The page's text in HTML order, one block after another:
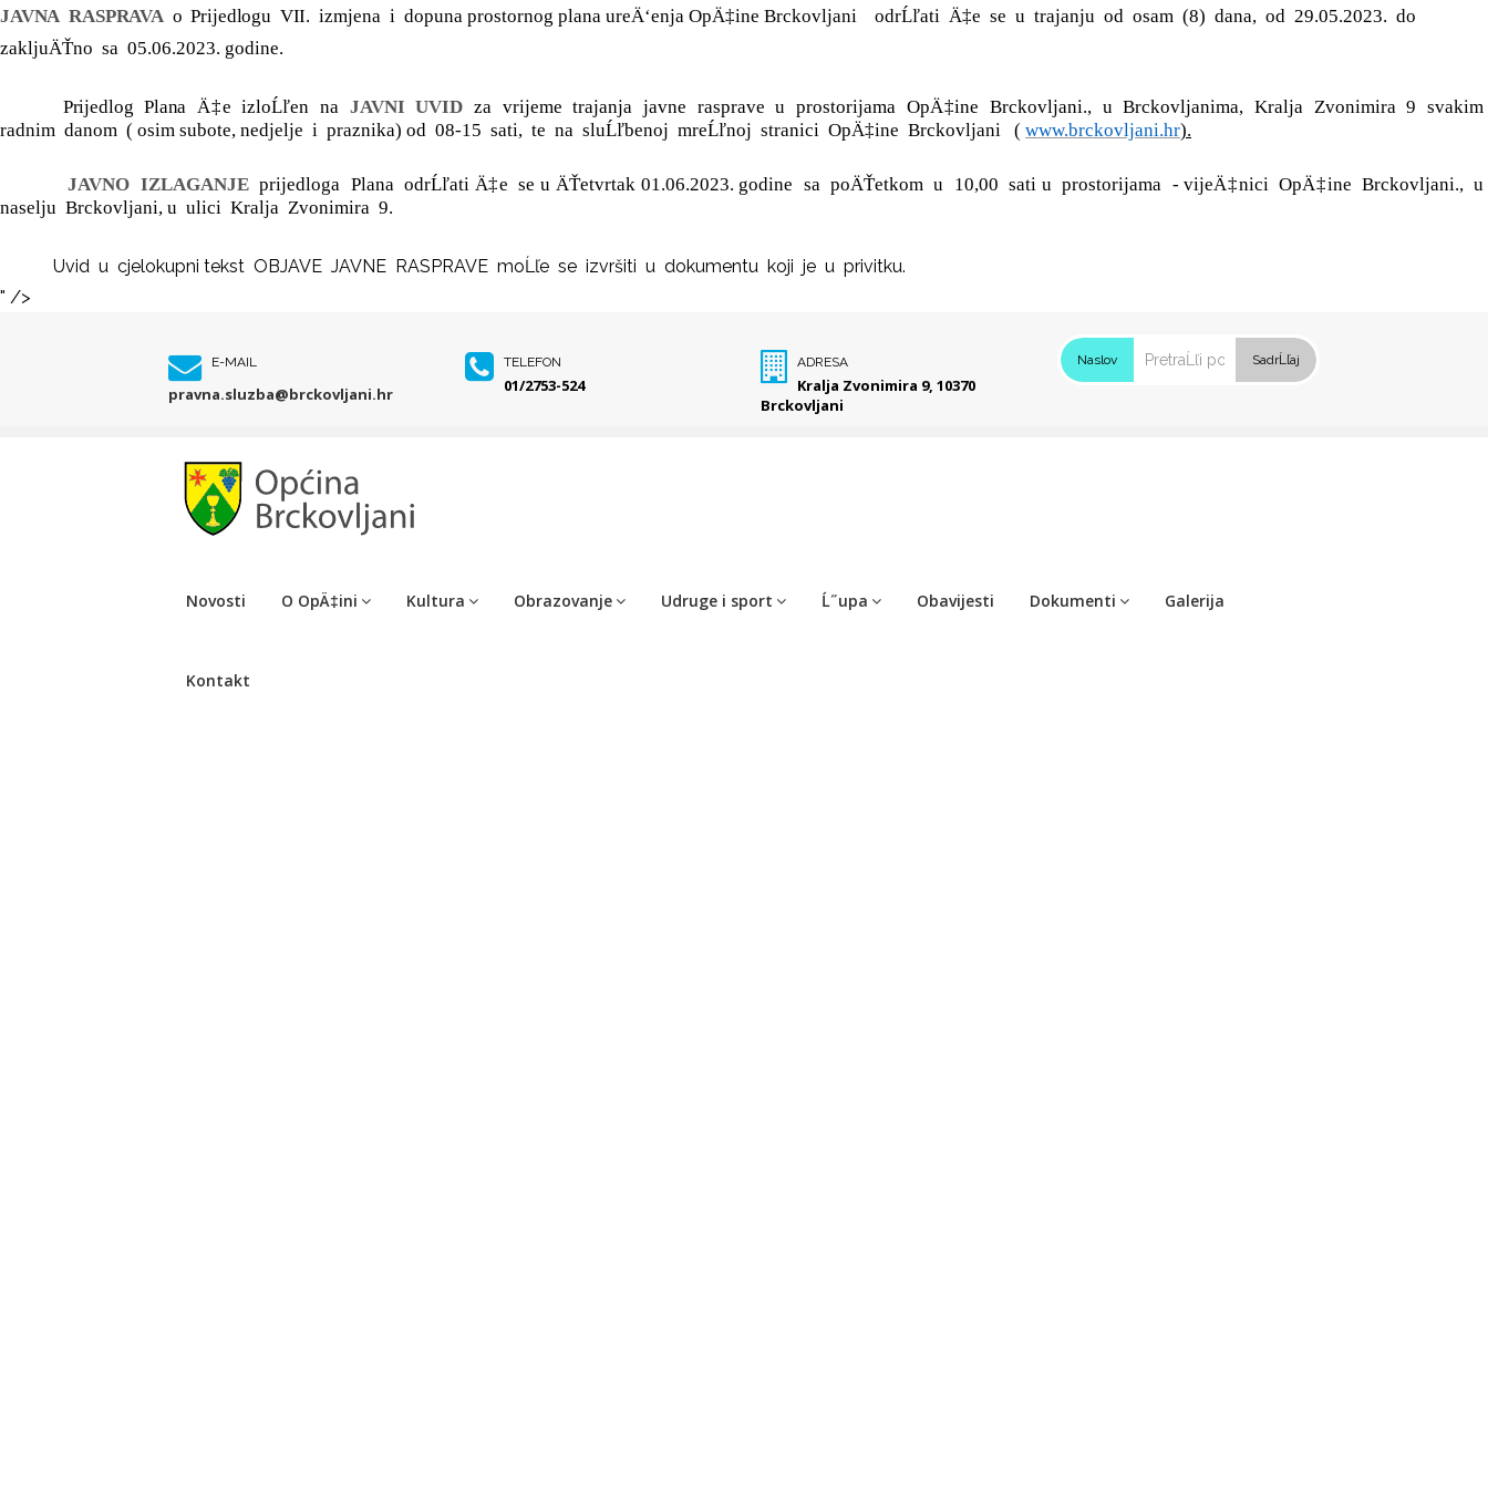
JAVNA RASPRAVA o Prijedlogu VII. izmjena i dopuna prostornog plana ureÄ‘enja OpÄ‡ine Brckovljani odrĹľati Ä‡e se u trajanju od osam (8) dana, od 29.05.2023. do
zakljuÄŤno sa 05.06.2023. godine.
Prijedlog Plana Ä‡e izloĹľen na JAVNI UVID za vrijeme trajanja javne rasprave u prostorijama OpÄ‡ine Brckovljani., u Brckovljanima, Kralja Zvonimira 9 svakim
radnim danom ( osim subote, nedjelje i praznika) od 08-15 sati, te na sluĹľbenoj mreĹľnoj stranici OpÄ‡ine Brckovljani ( www.brckovljani.hr).
JAVNO IZLAGANJE prijedloga Plana odrĹľati Ä‡e se u ÄŤetvrtak 01.06.2023. godine sa poÄŤetkom u 10,00 sati u prostorijama - vijeÄ‡nici OpÄ‡ine Brckovljani., u
naselju Brckovljani, u ulici Kralja Zvonimira 9.
Uvid u cjelokupni tekst OBJAVE JAVNE RASPRAVE moĹľe se izvršiti u dokumentu koji je u privitku.
" />
E-MAIL
pravna.sluzba@brckovljani.hr
TELEFON
01/2753-524
ADRESA
Kralja Zvonimira 9, 10370
Brckovljani
Naslov SadrĹľaj
Novosti O OpÄ‡ini Kultura Obrazovanje Udruge i sport Ĺ˝upa Obavijesti Dokumenti Galerija
Kontakt